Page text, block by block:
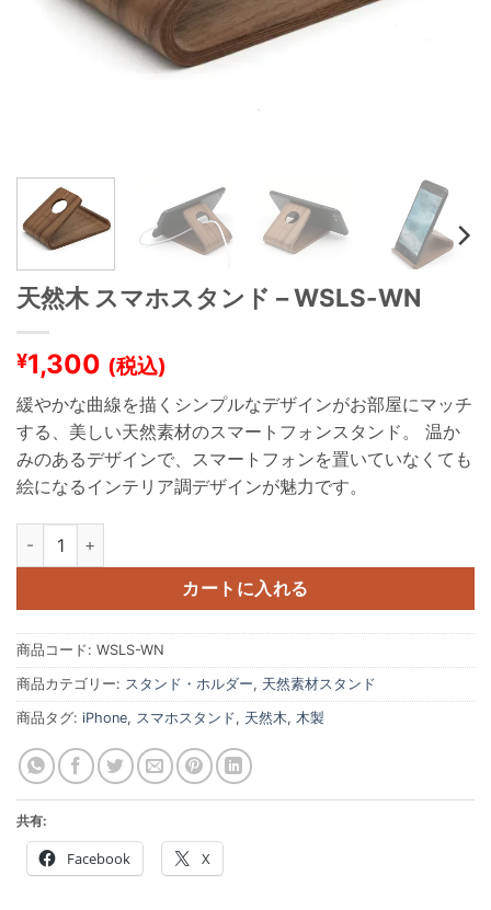
天然木 スマホスタンド – WSLS-WN
¥1,300 (税込)
緩やかな曲線を描くシンプルなデザインがお部屋にマッチ
する、美しい天然素材のスマートフォンスタンド。 温か
みのあるデザインで、スマートフォンを置いていなくても
絵になるインテリア調デザインが魅力です。
天然木 スマホスタンド - WSLS-WN 個
カートに入れる
商品コード: WSLS-WN
商品カテゴリー: スタンド・ホルダー, 天然素材スタンド
商品タグ: iPhone, スマホスタンド, 天然木, 木製
共有:
Facebook X